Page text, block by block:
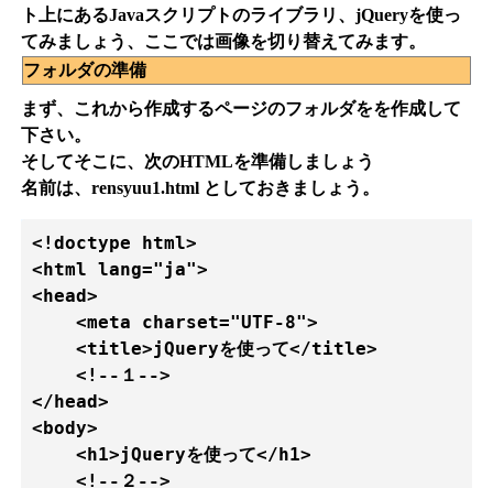
ト上にあるJavaスクリプトのライブラリ、jQueryを使っ
てみましょう、ここでは画像を切り替えてみます。
フォルダの準備
まず、これから作成するページのフォルダをを作成して
下さい。
そしてそこに、次のHTMLを準備しましょう
名前は、rensyuu1.html としておきましょう。
<!doctype html>
<html lang="ja">
<head>
    <meta charset="UTF-8">
    <title>jQueryを使って</title>
    <!--１-->
</head>
<body>
    <h1>jQueryを使って</h1>
    <!--２-->